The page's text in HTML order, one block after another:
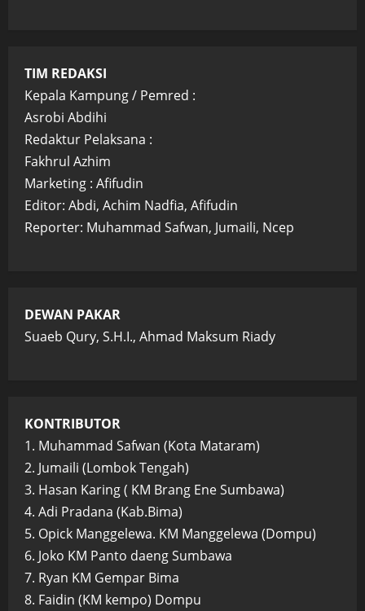
TIM REDAKSI
Kepala Kampung / Pemred :
Asrobi Abdihi
Redaktur Pelaksana :
Fakhrul Azhim
Marketing : Afifudin
Editor: Abdi, Achim Nadfia, Afifudin
Reporter: Muhammad Safwan, Jumaili, Ncep
DEWAN PAKAR
Suaeb Qury, S.H.I., Ahmad Maksum Riady
KONTRIBUTOR
1. Muhammad Safwan (Kota Mataram)
2. Jumaili (Lombok Tengah)
3. Hasan Karing ( KM Brang Ene Sumbawa)
4. Adi Pradana (Kab.Bima)
5. Opick Manggelewa. KM Manggelewa (Dompu)
6. Joko KM Panto daeng Sumbawa
7. Ryan KM Gempar Bima
8. Faidin (KM kempo) Dompu